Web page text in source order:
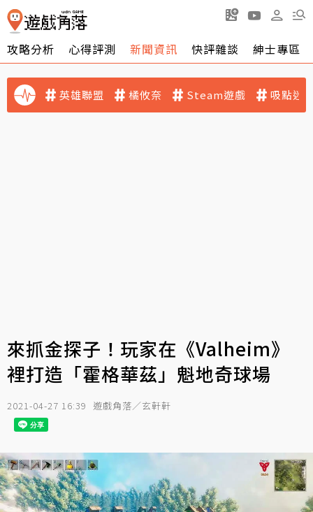
攻略分析 心得評測 新聞資訊 快評雜談 紳士專區
英雄聯盟 橘攸奈 Steam遊戲 吸點迷
來抓金探子！玩家在《Valheim》
裡打造「霍格華茲」魁地奇球場
2021-04-27 16:39 遊戲角落／玄軒軒